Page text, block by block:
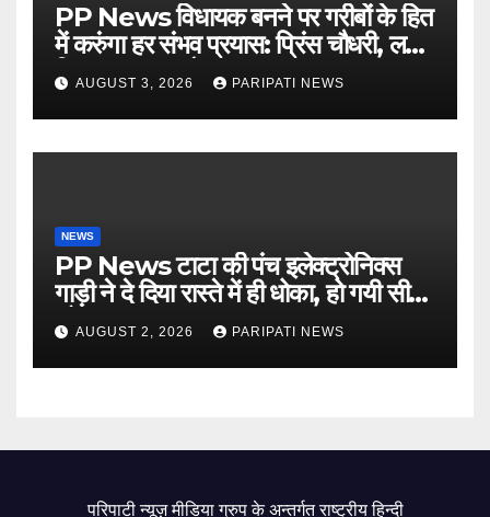
PP News विधायक बनने पर गरीबों के हित
में करुंगा हर संभव प्रयास: प्रिंस चौधरी, लगाई
किसान मजदूर चौपाल
AUGUST 3, 2026 PARIPATI NEWS
NEWS
PP News टाटा की पंच इलेक्ट्रोनिक्स
गाड़ी ने दे दिया रास्ते में ही धोका, हो गयी सीज,
जो सब बताया झूठ
AUGUST 2, 2026 PARIPATI NEWS
परिपाटी न्यूज़ मीडिया ग्रुप के अन्तर्गत राष्ट्रीय हिन्दी